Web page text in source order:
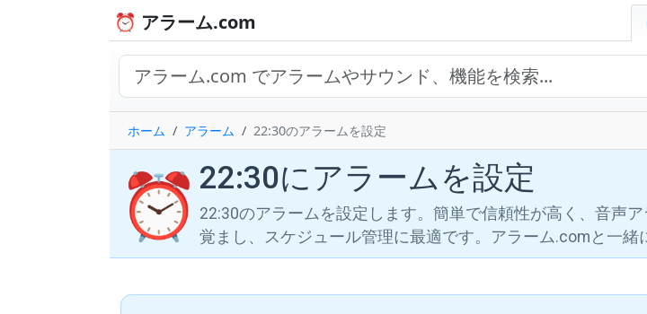
⏰ アラーム.com
ホーム アラーム 22:30のアラームを設定
⏰ 22:30にアラームを設定
22:30のアラームを設定します。簡単で信頼性が高く、音声
覚まし、スケジュール管理に最適です。アラーム.comと一緒